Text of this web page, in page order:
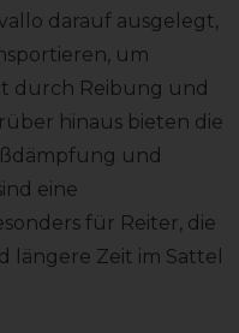
darauf ausgelegt,
um
durch Reibung und
hinaus bieten die
und
eine
für Reiter, die
längere Zeit im Sattel